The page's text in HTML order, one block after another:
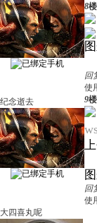
8楼
回
使
纪念逝去
9楼
回
使
大四喜丸呢